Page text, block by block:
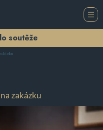
soutěže
zakázku